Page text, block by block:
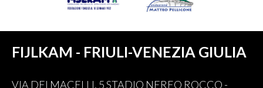
FIJLKAM - FRIULI-VENEZIA GIULIA
VIA DEI MACELLI, 5 STADIO NEREO ROCCO -